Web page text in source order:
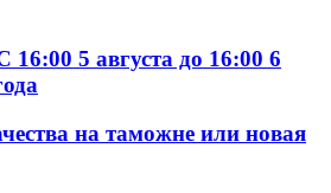
16:00 5 августа до 16:00 6
на таможне или новая